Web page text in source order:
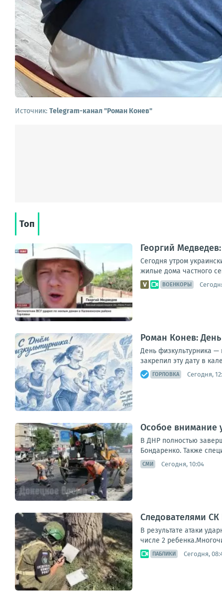
Источник: Telegram-канал "Роман Конев"
Топ
Георгий
Сегодня утром
жилые дома частного
ВОЕНКОРЫ
Роман Конев:
День физкультурника —
закрепил эту дату в
ГОРЛОВКА Сегодня,
Особое внимание
В ДНР полностью
Бондаренко. Также
СМИ Сегодня, 10:04
Следователями
В результате атаки
числе 2
ПАБЛИКИ Сегодня,